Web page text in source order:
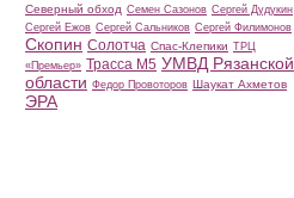
Северный обход Семен Сазонов Сергей Дудукин
Сергей Ежов Сергей Сальников Сергей Филимонов
Скопин Солотча Спас-Клепики ТРЦ
«Премьер» Трасса М5 УМВД Рязанской
области Федор Провоторов Шаукат Ахметов
ЭРА